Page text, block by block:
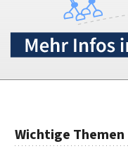
Wichtige Themen